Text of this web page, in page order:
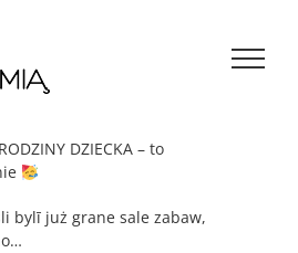
DZIECKA – to
bylī już grane sale zabaw,